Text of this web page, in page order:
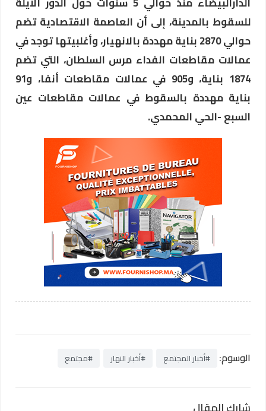
للسقوط بالمدينة، إلى أن العاصمة الاقتصادية تضم
حوالي 2870 بناية مهددة بالانهيار، وأغلبيتها توجد في
عمالات مقاطعات الفداء مرس السلطان، التي تضم
1874 بناية، و905 في عمالات مقاطعات أنفا، و91
بناية مهددة بالسقوط في عمالات مقاطعات عين
السبع -الحي المحمدي.
الوسوم: #أخبار المجتمع #أخبار النهار #مجتمع